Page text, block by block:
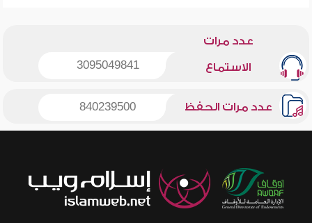
عدد مرات
الاستماع 3095049841
عدد مرات الحفظ 840239500